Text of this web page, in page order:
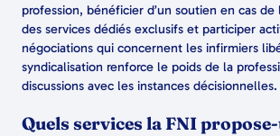
profession, bénéficier d’un soutien en cas
des services dédiés exclusifs et participer
négociations qui concernent les infirmiers
syndicalisation renforce le poids de la
discussions avec les instances décisionnelles.
Quels services la FNI